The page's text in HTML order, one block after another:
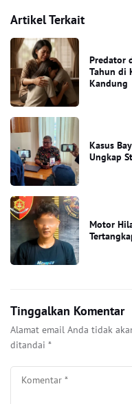
Artikel Terkait
Predator
Tahun di
Kandung
Kasus
Ungkap
Motor
Tinggalkan Komentar
Alamat email Anda tidak
ditandai *